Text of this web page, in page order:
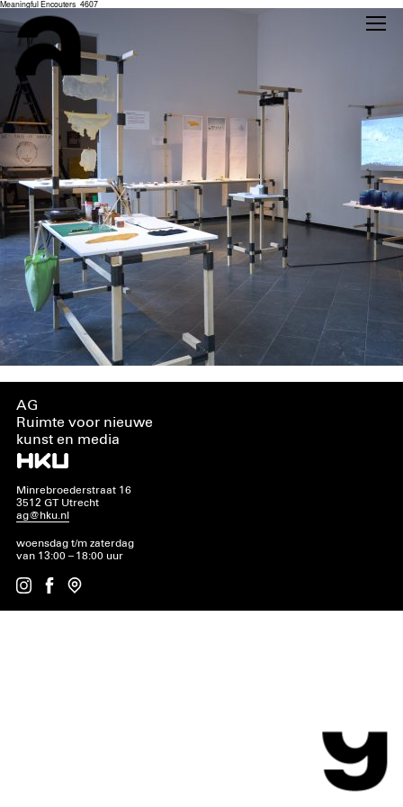
Meaningful Encouters_4607
AG
Ruimte voor nieuwe
kunst en media
Minrebroederstraat 16
3512 GT Utrecht
ag@hku.nl
woensdag t/m zaterdag
van 13:00 – 18:00 uur